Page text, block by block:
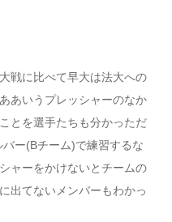
戦に比べて早大は法大への
あいうプレッシャーのなか
とを選手たちも分かっただ
ー(Bチーム)で練習するな
ャーをかけないとチームの
出てないメンバーもわかっ